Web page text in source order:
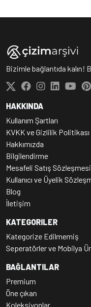
Bizimle bağlantıda
HAKKINDA
Kullanım Şartları
KVKK ve Gizlilik Politikası
Hakkımızda
Bilgilendirme
Mesafeli Satış Sözleşmesi
Kullanıcı ve Üyelik
Blog
İletişim
KATEGORILER
Kategorize Edilmemiş
Seperatörler ve Mobilya
BAĞLANTILAR
Premium
Öne çıkan
Koleksiyonlar